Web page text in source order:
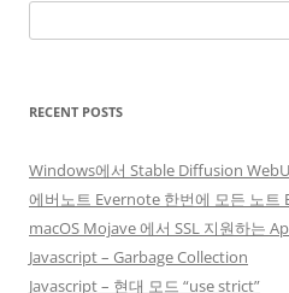
for:
RECENT POSTS
Windows에서 Stable Diffusion
에버노트 Evernote 한번에 모든 노트
macOS Mojave 에서 SSL 지원하는
Javascript – Garbage Collection
Javascript – 현대 모드 “use strict”